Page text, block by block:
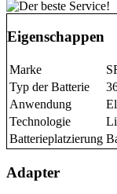
Eigenschappen
Marke
Typ der Batterie
Anwendung
Technologie
Batterieplatzierung
Adapter